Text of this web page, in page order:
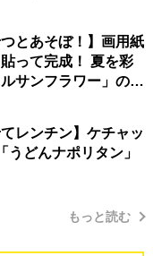
とあそぼ！】画用紙
って完成！ 夏を彩
サンフラワー」の作
レンチン】ケチャッ
うどんナポリタン」
もっと読む